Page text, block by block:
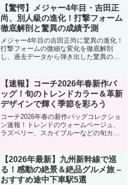
ルも紹介。
【驚愕】メジャー4年目・吉田正
尚、別人級の進化！打撃フォーム
徹底解剖と驚異の成績予測
メジャー4年目の吉田正尚に驚異の進化！
打撃フォームの微細な変化を徹底解剖
し、過去データから弾き出した驚異の成
【速報】コーチ2026年春新作バ
ッグ！旬のトレンドカラー＆革新
デザインで輝く季節を彩ろう
コーチ2026年春の新作バッグコレクショ
ン速報！トレンドのウォームベージュ、
ラズベリー、スカイブルーなどの旬カラ
いを彩る注目のモデルを徹底解説！
【2026年最新】九州新幹線で巡
る！感動の絶景＆絶品グルメ旅 –
おすすめ途中下車駅5選